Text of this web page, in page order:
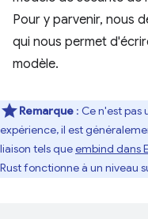
Pour y parvenir, nous
qui nous permet
modèle.
Remarque : Ce n'est pas
expérience, il est
liaison tels queembind dans
Rust fonctionne à un niveau